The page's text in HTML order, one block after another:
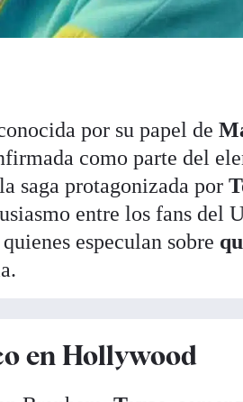
por su papel de
como parte del
saga protagonizada por
entre los fans del
especulan sobre
en Hollywood